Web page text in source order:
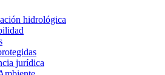
hidrológica
jurídica